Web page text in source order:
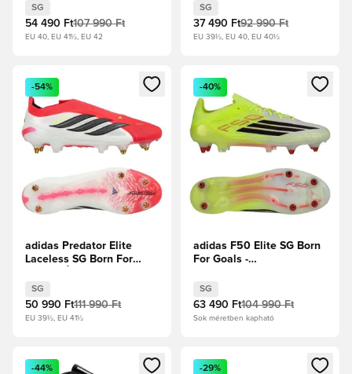
cipők/Core Black/Lucid
Lemon
SG
54 490 Ft107 990 Ft
EU 40, EU 41½, EU 42
Black
SG
37 490 Ft92 990 Ft
EU 39½, EU 40, EU 40½
Megnyit egy modált a bejelentkezéshez vagy a tagként
-54%
adidas Predator Elite
Laceless SG Born For
Black/Fehér cipők
SG
50 990 Ft111 990 Ft
EU 39½, EU 41½
Megnyit egy modált a
-40%
adidas F50 Elite SG Born
For Goals -
Élénkpiros
SG
63 490 Ft104 990 Ft
Sok méretben kapható
Megnyit egy modált a bejelentkezéshez vagy a tagként
-44%
Megnyit egy modált a
-29%